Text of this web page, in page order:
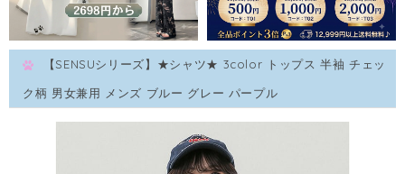
【SENSUシリーズ】★シャツ★ 3color トップス 半袖 チェッ
ク柄 男女兼用 メンズ ブルー グレー パープル